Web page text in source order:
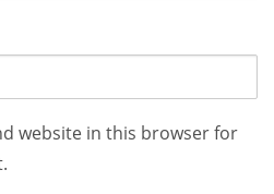
website in this browser for